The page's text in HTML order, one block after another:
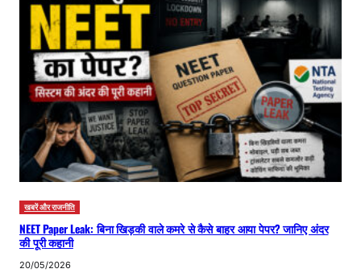
खबरें और राजनीति
NEET Paper Leak: बिना खिड़की वाले कमरे से कैसे बाहर आया पेपर? जानिए अंदर
की पूरी कहानी
20/05/2026